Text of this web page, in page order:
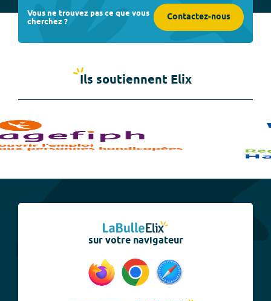
Vous ne trouvez pas ce que vous
cherchez ? Contactez-nous
Ils soutiennent Elix
sur votre navigateur